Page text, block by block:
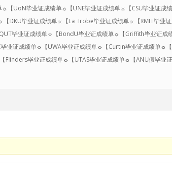
【UoN毕业证成绩单☼【UNE毕业证成绩单☼【CSU毕业证成
DKU毕业证成绩单☼【La Trobe毕业证成绩单☼【RMIT毕业
毕业证成绩单☼【BondU毕业证成绩单☼【Griffith毕业证成
业证成绩单☼【UWA毕业证成绩单☼【Curtin毕业证成绩单☼
毕业证成绩单☼【UTAS毕业证成绩单☼【ANU假毕业